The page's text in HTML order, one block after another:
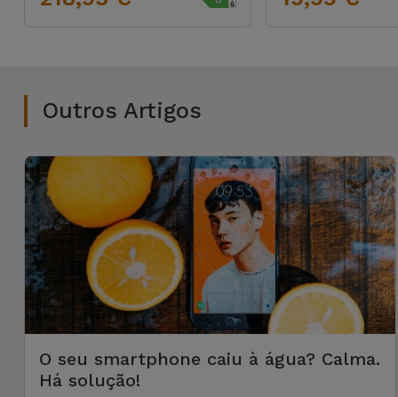
Outros Artigos
O seu smartphone caiu à água? Calma.
Há solução!